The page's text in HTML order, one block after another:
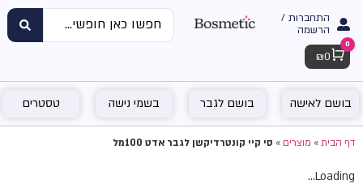
התחברות /
הרשמה
Cart
0
₪ 0
בושם לאישה בושם לגבר בשמי נישה טסטרים
דף הבית»מוצרים»סי קיי קונטרדיקשן לגבר אדט 100מל
Loading...